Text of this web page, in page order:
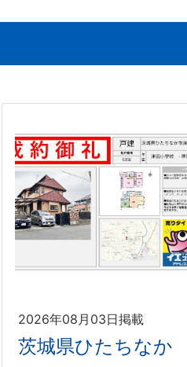
2026年08月03日掲載
茨城県ひたちなか